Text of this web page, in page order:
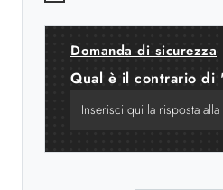
Domanda di sicurezza
Qual è il contrario di